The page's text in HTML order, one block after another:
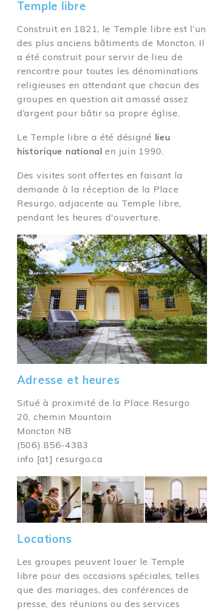
Temple libre
Construit en 1821, le Temple libre est l’un
des plus anciens bâtiments de Moncton. Il
a été construit pour servir de lieu de
rencontre pour toutes les dénominations
religieuses en attendant que chacun des
groupes en question ait amassé assez
d’argent pour bâtir sa propre église.
Le Temple libre a été désigné lieu
historique national en juin 1990.
Des visites sont offertes en faisant la
demande à la réception de la Place
Resurgo, adjacente au Temple libre,
pendant les heures d'ouverture.
Image
Adresse et heures
Situé à proximité de la Place Resurgo
20, chemin Mountain
Moncton NB
(506) 856-4383
info [at] resurgo.ca
Image
Locations
Les groupes peuvent louer le Temple
libre pour des occasions spéciales, telles
que des mariages, des conférences de
presse, des réunions ou des services